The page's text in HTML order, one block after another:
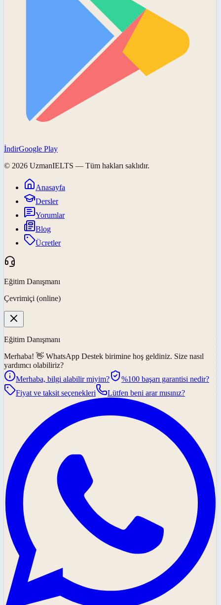
İndirGoogle Play
© 2026 UzmanIELTS — Tüm hakları saklıdır.
Anasayfa
Dersler
Yorumlar
Blog
Ücretler
Eğitim Danışmanı
Çevrimiçi (online)
Eğitim Danışmanı
Merhaba! 👋 WhatsApp Destek birimine hoş geldiniz. Size nasıl
yardımcı olabiliriz?
Merhaba, bilgi alabilir miyim?
%100 başarı garantisi nedir?
Fiyat ve taksit seçenekleri
Lütfen beni arar mısınız?